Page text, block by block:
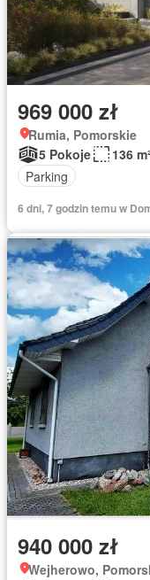
969 000 zł
Rumia, Pomorskie
5 Pokoje
136
Parking
6 dni, 7 godzin temu w
940 000 zł
Wejherowo,